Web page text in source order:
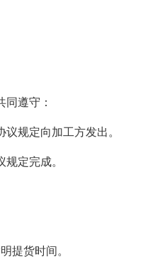
遵守：
规定向加工方发出。
定完成。
提货时间。